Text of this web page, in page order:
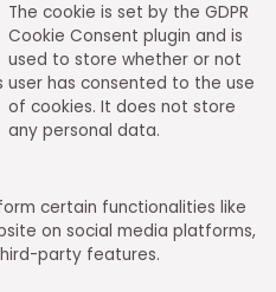
The cookie is set by the GDPR
Cookie Consent plugin and is
used to store whether or not
user has consented to the use
of cookies. It does not store
any personal data.
certain functionalities like
on social media platforms,
party features.